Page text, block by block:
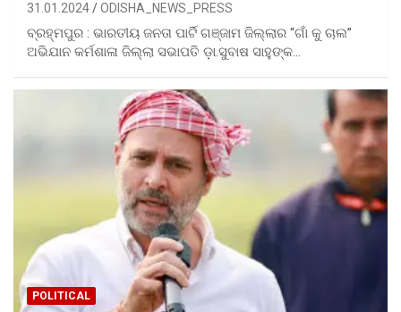
31.01.2024 ODISHA_NEWS_PRESS
ବ୍ରହ୍ମପୁର : ଭାରତୀୟ ଜନତା ପାର୍ଟି ଗଞ୍ଜାମ ଜିଲ୍ଲାର “ଗାଁ କୁ ଚାଲ”
ଅଭିଯାନ କର୍ମଶାଳା ଜିଲ୍ଲା ସଭାପତି ଡ଼ା.ସୁବାଷ ସାହୁଙ୍କ…
POLITICAL